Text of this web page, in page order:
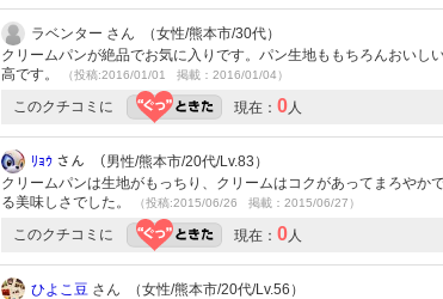
ラベンター さん （女性/熊本市/30代）
クリームパンが絶品でお気に入りです。パン生地ももちろんおい
高です。
（投稿:2016/01/01 掲載：2016/01/04）
このクチコミに 現在： 0 人
ﾘｮｳ さん （男性/熊本市/20代/Lv.83）
クリームパンは生地がもっちり、クリームはコクがあってまろや
る美味しさでした。
（投稿:2015/06/26 掲載：2015/06/27）
このクチコミに 現在： 0 人
ひよこ豆 さん （女性/熊本市/20代/Lv.56）